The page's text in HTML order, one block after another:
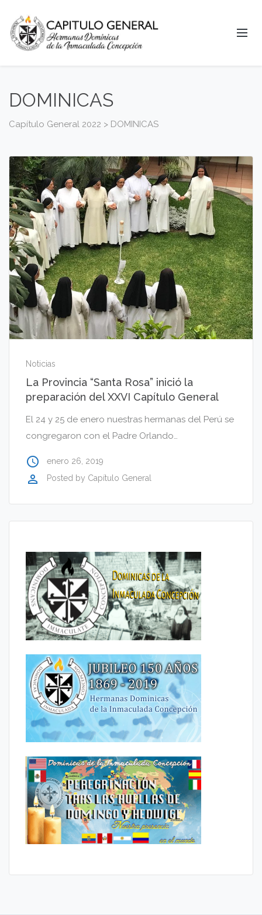
DOMINICAS
Capítulo General 2022 > DOMINICAS
Noticias
La Provincia “Santa Rosa” inició la
preparación del XXVI Capítulo General
El 24 y 25 de enero nuestras hermanas del Perú se
congregaron con el Padre Orlando…
access_time enero 26, 2019
perm_identity Posted by Capítulo General